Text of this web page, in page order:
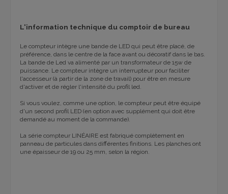
L'information technique du comptoir de bureau
Le compteur intègre une bande de LED qui peut être placé, de
préférence, dans le centre de la face avant ou décoratif dans le bas.
La bande de Led va alimenté par un transformateur de 15w de
puissance. Le compteur intègre un interrupteur pour faciliter
l'accesseur (à partir de la zone de travail) pour être en mesure
d'activer et de régler l'intensité du profil led.
Si vous voulez, comme une option, le compteur peut être équipé
d'un second profil LED (en option avec supplément qui doit être
demandé au moment de la commande).
La série compteur LINÉAIRE est fabriqué complètement en
panneau de particules dans différentes finitions. Les planches ont
une épaisseur de 19 ou 25 mm, selon la région.